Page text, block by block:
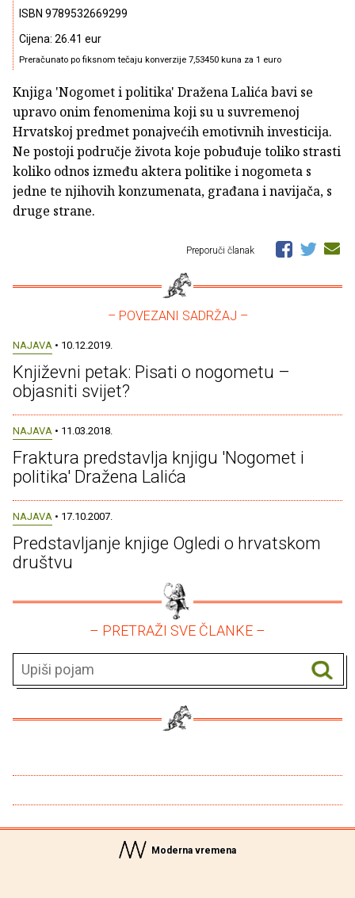
ISBN 9789532669299
Cijena: 26.41 eur
Preračunato po fiksnom tečaju konverzije 7,53450 kuna za 1 euro
Knjiga 'Nogomet i politika' Dražena Lalića bavi se
upravo onim fenomenima koji su u suvremenoj
Hrvatskoj predmet ponajvećih emotivnih investicija.
Ne postoji područje života koje pobuđuje toliko strasti
koliko odnos između aktera politike i nogometa s
jedne te njihovih konzumenata, građana i navijača, s
druge strane.
Preporuči članak
– POVEZANI SADRŽAJ –
NAJAVA • 10.12.2019.
Književni petak: Pisati o nogometu –
objasniti svijet?
NAJAVA • 11.03.2018.
Fraktura predstavlja knjigu 'Nogomet i
politika' Dražena Lalića
NAJAVA • 17.10.2007.
Predstavljanje knjige Ogledi o hrvatskom
društvu
– PRETRAŽI SVE ČLANKE –
Moderna vremena